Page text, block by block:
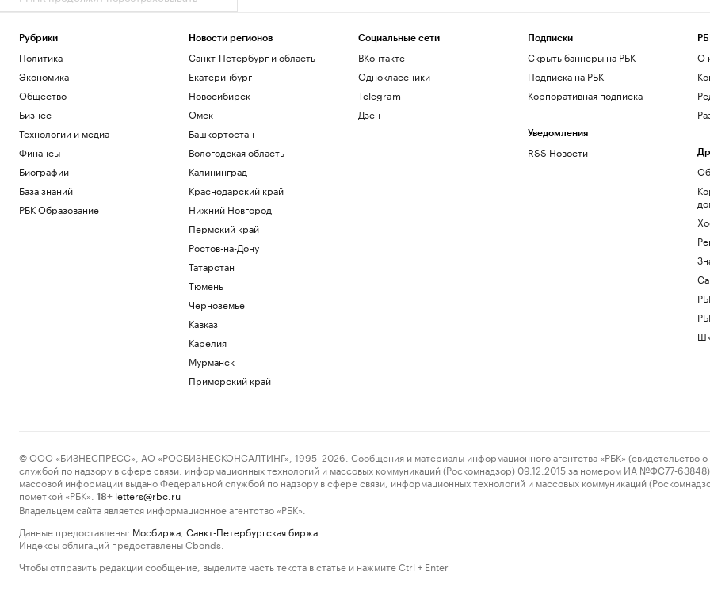
военные риски в Азовском и Черном
Бизнес
Минэк подготовит меры поддержки
Турецкий «Трабзонспор» объявил о
переходе Мохамеда Салаха
Спорт
Рубрики
Политика
Экономика
Общество
Бизнес
Технологии и медиа
Финансы
Биографии
База знаний
РБК Образование
Новости регионов
Санкт-Петербург и область
Екатеринбург
Новосибирск
Омск
Башкортостан
Вологодская область
Калининград
Краснодарский край
Нижний Новгород
Пермский край
Ростов-на-Дону
Татарстан
Тюмень
Черноземье
Кавказ
Карелия
Мурманск
Приморский край
Социальные сети
ВКонтакте
Одноклассники
Telegram
Дзен
Подписки
Скрыть баннеры на РБК
Подписка на РБК
Корпоративная подписка
Уведомления
RSS Новости
О
© ООО «БИЗНЕСПРЕСС», АО «РОСБИЗНЕСКОНСАЛТИНГ», 1995–2026. Сообщения и материалы информационного агентства «РБК» (свидетельство о
службой по надзору в сфере связи, информационных технологий и массовых коммуникаций (Роскомнадзор) 09.12.2015 за номером ИА №ФС77-63848)
массовой информации выдано Федеральной службой по надзору в сфере связи, информационных технологий и массовых коммуникаций
пометкой «РБК».
18+ letters@rbc.ru
Владельцем сайта является информационное агентство «РБК».
Данные предоставлены: Мосбиржа Санкт-Петербургская биржа
Индексы облигаций предоставлены Cbonds.
Чтобы отправить редакции сообщение, выделите часть текста в статье и нажмите Ctrl + Enter